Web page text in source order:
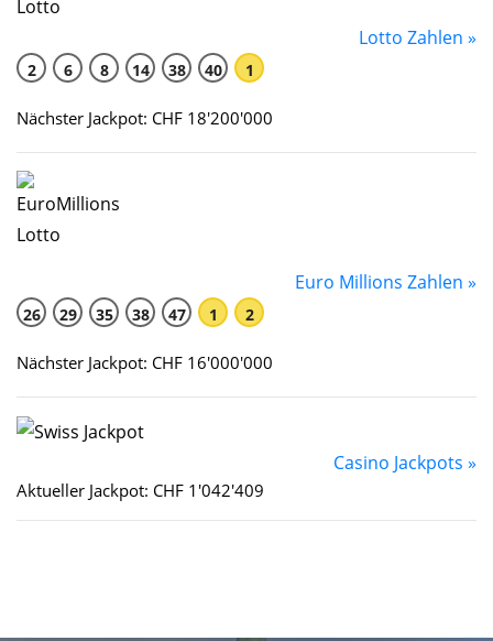
Lotto Zahlen »
2 6 8 14 38 40 1
Nächster Jackpot: CHF 18'200'000
Euro Millions Zahlen »
26 29 35 38 47 1 2
Nächster Jackpot: CHF 16'000'000
Casino Jackpots »
Aktueller Jackpot: CHF 1'042'409